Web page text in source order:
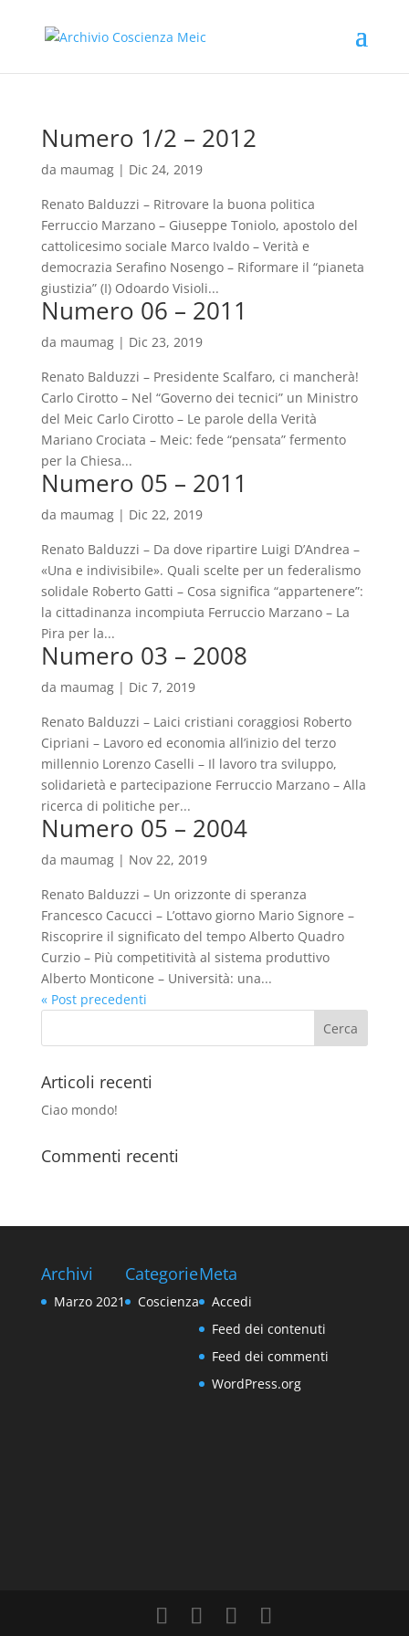
Numero 1/2 – 2012
da maumag| Dic 24, 2019
Renato Balduzzi – Ritrovare la buona politica
Ferruccio Marzano – Giuseppe Toniolo, apostolo del
cattolicesimo sociale Marco Ivaldo – Verità e
democrazia Serafino Nosengo – Riformare il “pianeta
giustizia” (I) Odoardo Visioli...
Numero 06 – 2011
da maumag| Dic 23, 2019
Renato Balduzzi – Presidente Scalfaro, ci mancherà!
Carlo Cirotto – Nel “Governo dei tecnici” un Ministro
del Meic Carlo Cirotto – Le parole della Verità
Mariano Crociata – Meic: fede “pensata” fermento
per la Chiesa...
Numero 05 – 2011
da maumag| Dic 22, 2019
Renato Balduzzi – Da dove ripartire Luigi D’Andrea –
«Una e indivisibile». Quali scelte per un federalismo
solidale Roberto Gatti – Cosa significa “appartenere”:
la cittadinanza incompiuta Ferruccio Marzano – La
Pira per la...
Numero 03 – 2008
da maumag| Dic 7, 2019
Renato Balduzzi – Laici cristiani coraggiosi Roberto
Cipriani – Lavoro ed economia all’inizio del terzo
millennio Lorenzo Caselli – Il lavoro tra sviluppo,
solidarietà e partecipazione Ferruccio Marzano – Alla
ricerca di politiche per...
Numero 05 – 2004
da maumag| Nov 22, 2019
Renato Balduzzi – Un orizzonte di speranza
Francesco Cacucci – L’ottavo giorno Mario Signore –
Riscoprire il significato del tempo Alberto Quadro
Curzio – Più competitività al sistema produttivo
Alberto Monticone – Università: una...
« Post precedenti
Articoli recenti
Ciao mondo!
Commenti recenti
Archivi
Marzo 2021
Categorie
Coscienza
Meta
Accedi
Feed dei contenuti
Feed dei commenti
WordPress.org